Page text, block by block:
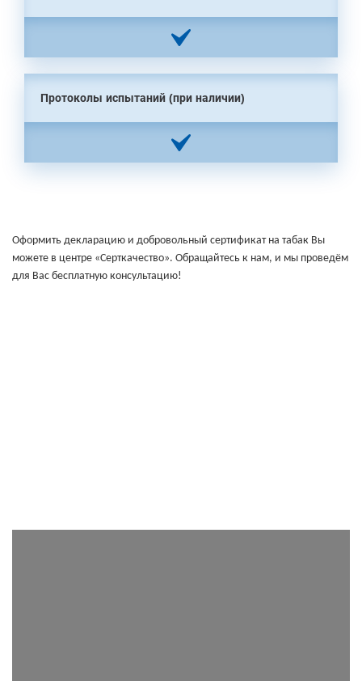
Протоколы испытаний (при наличии)
Оформить декларацию и добровольный сертификат на табак Вы
можете в центре «Серткачество». Обращайтесь к нам, и мы проведём
для Вас бесплатную консультацию!